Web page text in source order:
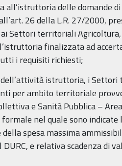
all’istruttoria delle domande
26 della L.R. 27/2000,
Settori territoriali Agricoltura,
finalizzata ad
i requisiti richiesti;
dell’attività istruttoria, i Settori
per ambito territoriale
e Sanità Pubblica –
nel quale sono
spesa massima
DURC, e relativa scadenza di